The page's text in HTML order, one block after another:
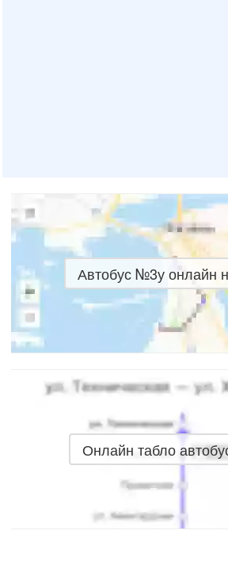
Автобус №3у онлайн
Онлайн табло